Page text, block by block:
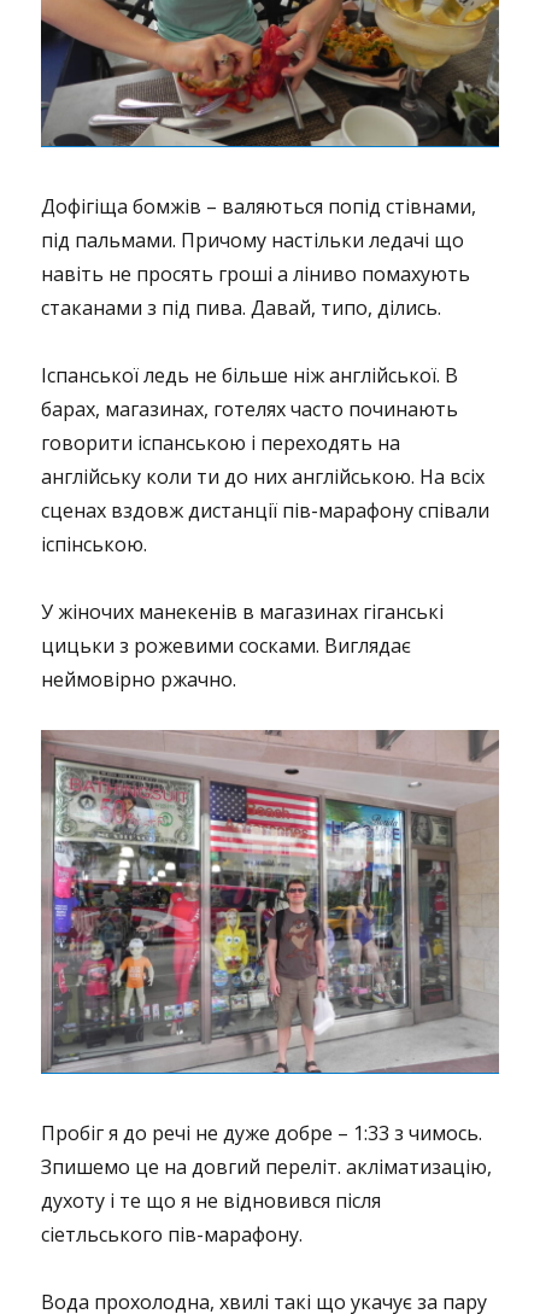
Дофігіща бомжів – валяються попід стівнами,
під пальмами. Причому настільки ледачі що
навіть не просять гроші а ліниво помахують
стаканами з під пива. Давай, типо, ділись.
Іспанської ледь не більше ніж англійської. В
барах, магазинах, готелях часто починають
говорити іспанською і переходять на
англійську коли ти до них англійською. На всіх
сценах вздовж дистанції пів-марафону співали
іспінською.
У жіночих манекенів в магазинах гіганські
цицьки з рожевими сосками. Виглядає
неймовірно ржачно.
Пробіг я до речі не дуже добре – 1:33 з чимось.
Зпишемо це на довгий переліт. акліматизацію,
духоту і те що я не відновився після
сіетльського пів-марафону.
Вода прохолодна, хвилі такі що укачує за пару